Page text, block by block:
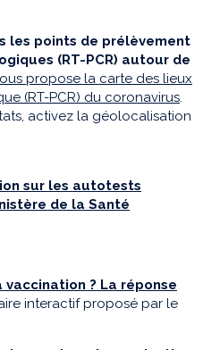
les points de prélèvement
(RT-PCR) autour de
propose la carte des lieux
(RT-PCR) du coronavirus.
activez la géolocalisation
sur les autotests
de la Santé
? La réponse
interactif proposé par le